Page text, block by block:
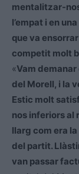
mentalitzar-
l’empat i en
que va
competit molt
«Vam
del Morell, i la
Estic molt
nos inferiors al
llarg com era
del partit.
van passar